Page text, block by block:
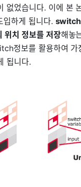
없었습니다. 이에 본
하게 됩니다.
위치 정보를 저장해놓
정보를 활용하여 가
됩니다.